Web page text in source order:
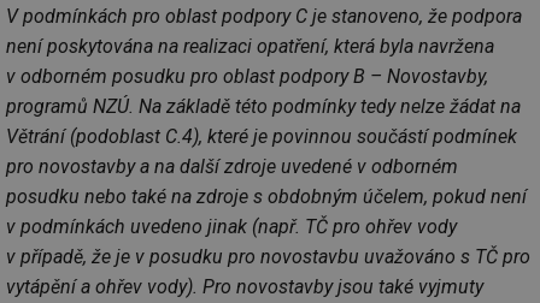
V podmínkách pro oblast podpory C je stanoveno, že podpora
není poskytována na realizaci opatření, která byla navržena
v odborném posudku pro oblast podpory B – Novostavby,
programů NZÚ. Na základě této podmínky tedy nelze žádat na
Větrání (podoblast C.4), které je povinnou součástí podmínek
pro novostavby a na další zdroje uvedené v odborném
posudku nebo také na zdroje s obdobným účelem, pokud není
v podmínkách uvedeno jinak (např. TČ pro ohřev vody
v případě, že je v posudku pro novostavbu uvažováno s TČ pro
vytápění a ohřev vody). Pro novostavby jsou také vyjmuty
funkce webových stránek, jako je přihlášení
uživatele a správa účtu. Webové stránky nelze bez
nezbytně nutných souborů cookie správně používat.
Název
Provider
Doména
Vyprší
g_state
.forum.tzb-
info.cz
Zavřením
prohlížeče
g_csrf_token
.forum.tzb-
info.cz
Zavřením
prohlížeče
id
konference.tzb-
info.cz
1 rok